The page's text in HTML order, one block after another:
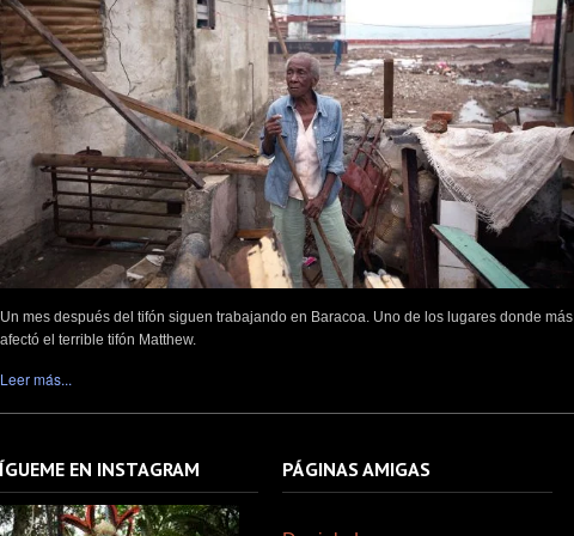
Un mes después del tifón siguen trabajando en Baracoa. Uno de los lugares donde más
afectó el terrible tifón Matthew.
Leer más...
EN INSTAGRAM PÁGINAS AMIGAS